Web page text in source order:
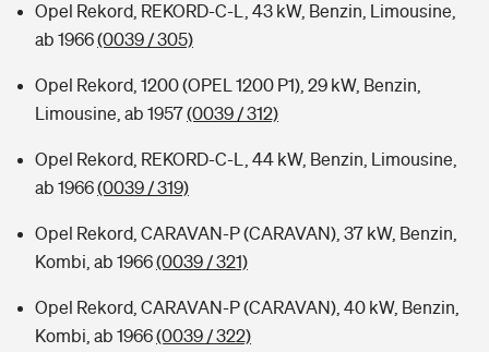
Opel Rekord, REKORD-C-L, 43 kW, Benzin, Limousine,
ab 1966(0039 / 305)
Opel Rekord, 1200 (OPEL 1200 P1), 29 kW, Benzin,
Limousine, ab 1957(0039 / 312)
Opel Rekord, REKORD-C-L, 44 kW, Benzin, Limousine,
ab 1966(0039 / 319)
Opel Rekord, CARAVAN-P (CARAVAN), 37 kW, Benzin,
Kombi, ab 1966(0039 / 321)
Opel Rekord, CARAVAN-P (CARAVAN), 40 kW, Benzin,
Kombi, ab 1966(0039 / 322)